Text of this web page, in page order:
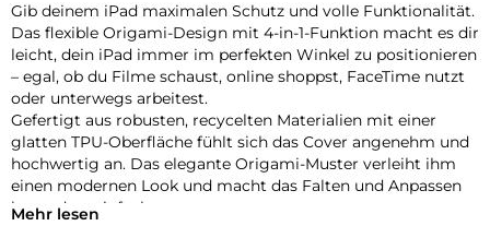
Gib deinem iPad maximalen Schutz und volle Funktionalität.
Das flexible Origami-Design mit 4-in-1-Funktion macht es dir
leicht, dein iPad immer im perfekten Winkel zu positionieren
– egal, ob du Filme schaust, online shoppst, FaceTime nutzt
oder unterwegs arbeitest.
Gefertigt aus robusten, recycelten Materialien mit einer
glatten TPU-Oberfläche fühlt sich das Cover angenehm und
hochwertig an. Das elegante Origami-Muster verleiht ihm
einen modernen Look und macht das Falten und Anpassen
besonders einfach.
Mehr lesen